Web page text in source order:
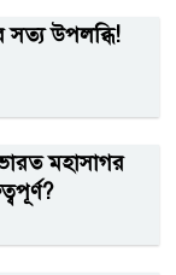
সত্য উপলব্ধি!
মহাসাগর